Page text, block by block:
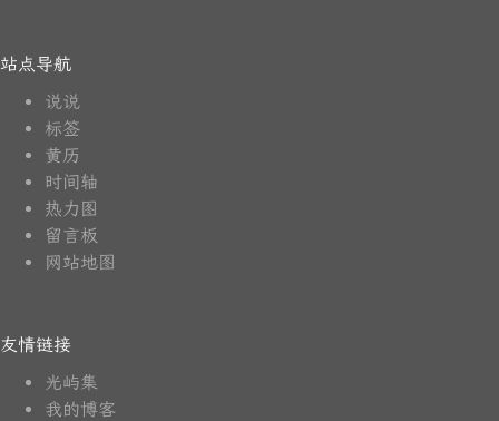
站点导航
说说
标签
黄历
时间轴
热力图
留言板
网站地图
友情链接
光屿集
我的博客